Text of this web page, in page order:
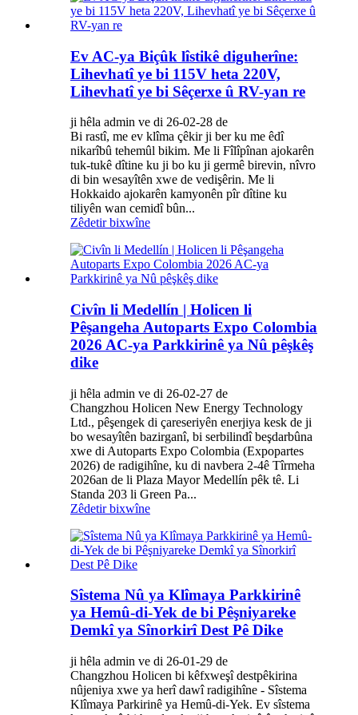
Ev AC-ya Biçûk lîstikê diguherîne:
Lihevhatî ye bi 115V heta 220V,
Lihevhatî ye bi Sêçerxe û RV-yan re
ji hêla admin ve di 26-02-28 de
Bi rastî, me ev klîma çêkir ji ber ku me êdî
nikarîbû tehemûl bikim. Me li Fîlîpînan ajokarên
tuk-tukê dîtine ku ji bo ku ji germê birevin, nîvro
di bin wesayîtên xwe de vedişêrin. Me li
Hokkaido ajokarên kamyonên pîr dîtine ku
tiliyên wan cemidî bûn...
Zêdetir bixwîne
Civîn li Medellín | Holicen li
Pêşangeha Autoparts Expo Colombia
2026 AC-ya Parkkirinê ya Nû pêşkêş
dike
ji hêla admin ve di 26-02-27 de
Changzhou Holicen New Energy Technology
Ltd., pêşengek di çareseriyên enerjiya kesk de ji
bo wesayîtên bazirganî, bi serbilindî beşdarbûna
xwe di Autoparts Expo Colombia (Expopartes
2026) de radigihîne, ku di navbera 2-4ê Tîrmeha
2026an de li Plaza Mayor Medellín pêk tê. Li
Standa 203 li Green Pa...
Zêdetir bixwîne
Sîstema Nû ya Klîmaya Parkkirinê
ya Hemû-di-Yek de bi Pêşniyareke
Demkî ya Sînorkirî Dest Pê Dike
ji hêla admin ve di 26-01-29 de
Changzhou Holicen bi kêfxweşî destpêkirina
nûjeniya xwe ya herî dawî radigihîne - Sîstema
Klîmaya Parkirinê ya Hemû-di-Yek. Ev sîstema